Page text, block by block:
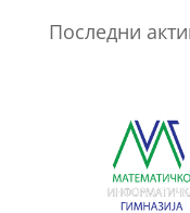
Последни